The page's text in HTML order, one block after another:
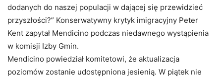
dodanych do naszej populacji w dającej się przewidzieć
przyszłości?” Konserwatywny krytyk imigracyjny Peter
Kent zapytał Mendicino podczas niedawnego wystąpienia
w komisji Izby Gmin.
Mendicino powiedział komitetowi, że aktualizacja
poziomów zostanie udostępniona jesienią. W piątek nie